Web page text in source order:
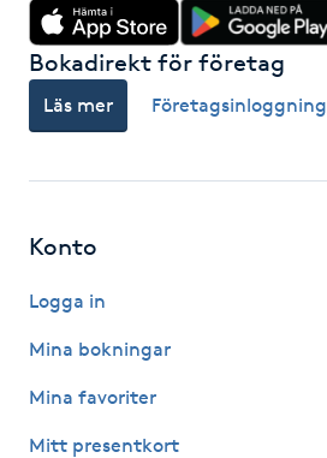
Kiropraktik
Klangmassage
Koppningsmassage
Bokadirekt för företag
Läs mer Företagsinloggning
Konto
Logga in
Mina bokningar
Mina favoriter
Mitt presentkort